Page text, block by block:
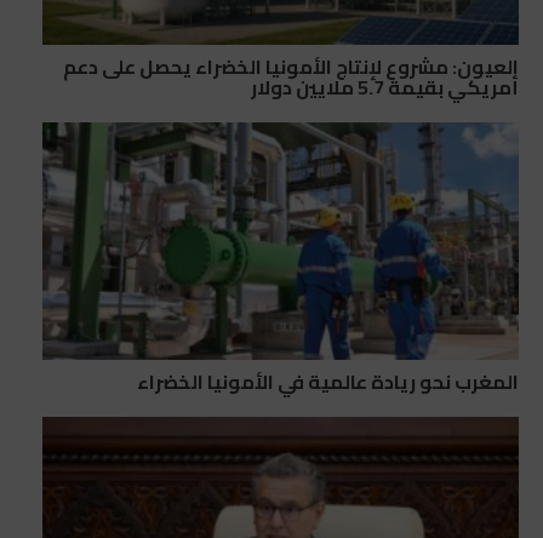
العيون: مشروع لإنتاج الأمونيا الخضراء يحصل على دعم
أمريكي بقيمة 5.7 ملايين دولار
المغرب نحو ريادة عالمية في الأمونيا الخضراء